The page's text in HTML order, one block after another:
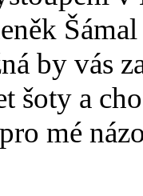
by vás
šoty a
mé